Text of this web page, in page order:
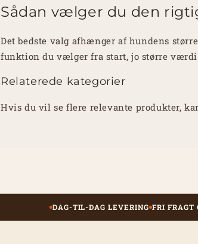
Sådan vælger du den
Det bedste valg afhænger af hundens
funktion du vælger fra start, jo større værdi
Relaterede kategorier
Hvis du vil se flere relevante produkter,
DAG-TIL-DAG LEVERING FRI FRAGT